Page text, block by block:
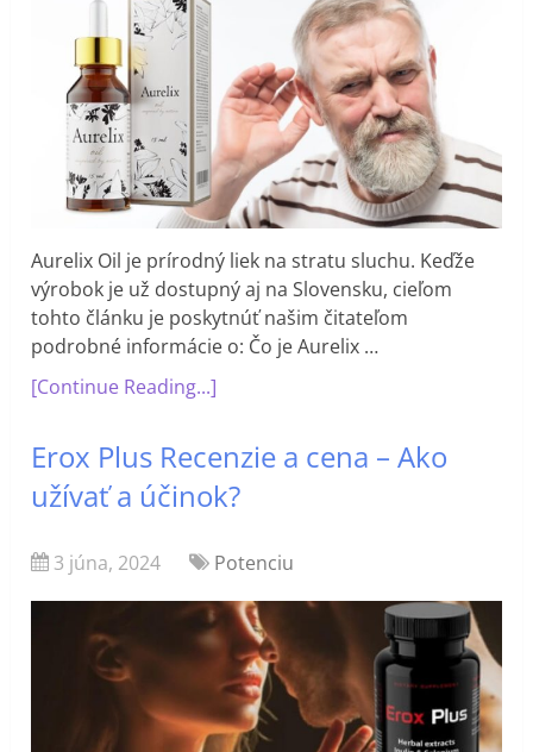
Aurelix Oil je prírodný liek na stratu sluchu. Keďže
výrobok je už dostupný aj na Slovensku, cieľom
tohto článku je poskytnúť našim čitateľom
podrobné informácie o: Čo je Aurelix …
[Continue Reading...]
Erox Plus Recenzie a cena – Ako
užívať a účinok?
3 júna, 2024 Potenciu